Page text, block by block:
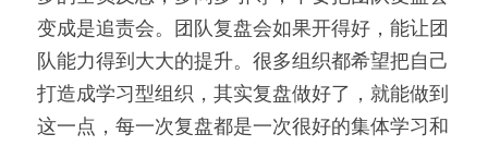
变成是追责会。团队复盘会如果开得好，能让团
队能力得到大大的提升。很多组织都希望把自己
打造成学习型组织，其实复盘做好了，就能做到
这一点，每一次复盘都是一次很好的集体学习和